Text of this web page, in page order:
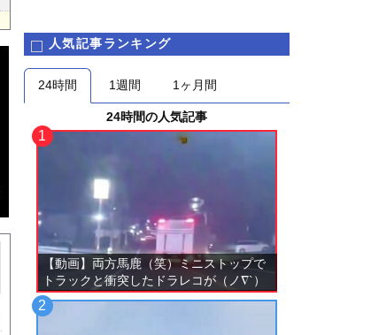
人気記事ランキング
24時間 1週間 1ヶ月間
24時間の人気記事
【動画】両方馬鹿（笑）ミニストップで
トラックと衝突したドラレコが（ノ∇`）